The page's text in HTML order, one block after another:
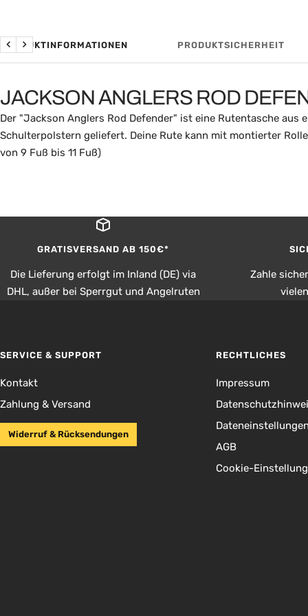
PRODUKTINFORMATIONEN PRODUKTSICHERHEIT
Zurück
Weiter
JACKSON ANGLERS ROD
Der "Jackson Anglers Rod Defender" ist eine Rutentasche
Schulterpolstern geliefert. Deine Rute kann mit montierter
von 9 Fuß bis 11 Fuß)
GRATISVERSAND AB 150€*
Die Lieferung erfolgt im Inland (DE) via
DHL, außer bei Sperrgut und Angelruten
Zahle
SERVICE & SUPPORT
Kontakt
Zahlung & Versand
Widerruf & Rücksendungen
RECHTLICHES
Impressum
AGB
Cookie-